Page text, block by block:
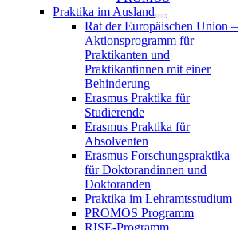
Praktika im Ausland
Rat der Europäischen Union –
Aktionsprogramm für
Praktikanten und
Praktikantinnen mit einer
Behinderung
Erasmus Praktika für
Studierende
Erasmus Praktika für
Absolventen
Erasmus Forschungspraktika
für Doktorandinnen und
Doktoranden
Praktika im Lehramtsstudium
PROMOS Programm
RISE-Programm